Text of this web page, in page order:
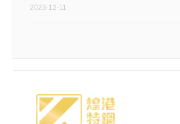
2023-12-11